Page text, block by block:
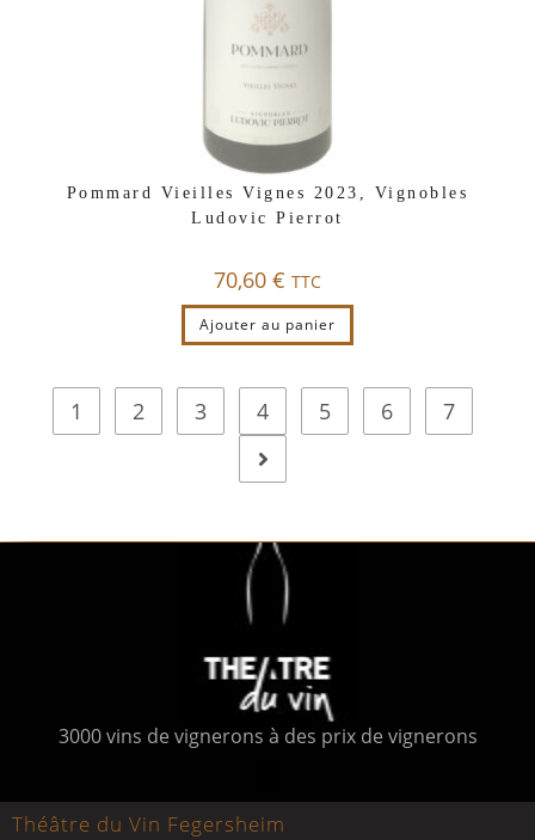
Pommard Vieilles Vignes 2023, Vignobles
Ludovic Pierrot
70,60 € TTC
Ajouter au panier
1 2 3 4 5 6 7
3000 vins de vignerons à des prix de vignerons
Théâtre du Vin Fegersheim